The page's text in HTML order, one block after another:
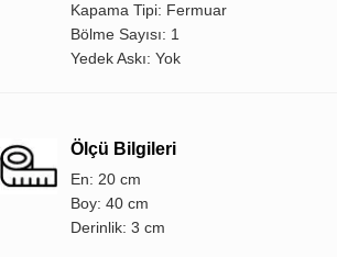
Kapama Tipi: Fermuar
Bölme Sayısı: 1
Yedek Askı: Yok
Ölçü Bilgileri
En: 20 cm
Boy: 40 cm
Derinlik: 3 cm